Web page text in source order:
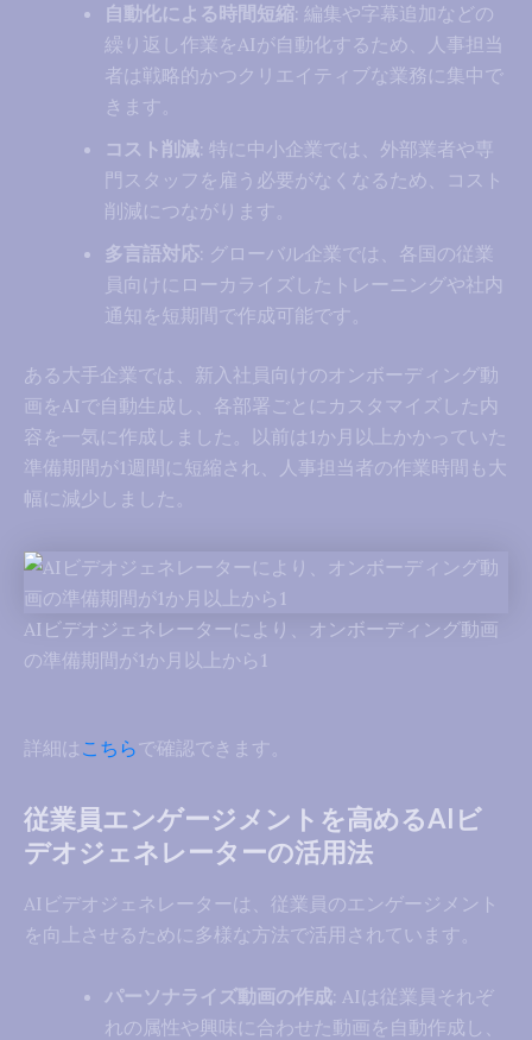
自動化による時間短縮: 編集や字幕追加などの
繰り返し作業をAIが自動化するため、人事担当
者は戦略的かつクリエイティブな業務に集中で
きます。
コスト削減: 特に中小企業では、外部業者や専
門スタッフを雇う必要がなくなるため、コスト
削減につながります。
多言語対応: グローバル企業では、各国の従業
員向けにローカライズしたトレーニングや社内
通知を短期間で作成可能です。
ある大手企業では、新入社員向けのオンボーディング動
画をAIで自動生成し、各部署ごとにカスタマイズした内
容を一気に作成しました。以前は1か月以上かかっていた
準備期間が1週間に短縮され、人事担当者の作業時間も大
幅に減少しました。
AIビデオジェネレーターにより、オンボーディング動画
の準備期間が1か月以上から1
詳細は こちらで確認できます。
従業員エンゲージメントを高めるAIビ
デオジェネレーターの活用法
AIビデオジェネレーターは、従業員のエンゲージメント
を向上させるために多様な方法で活用されています。
パーソナライズ動画の作成: AIは従業員それぞ
れの属性や興味に合わせた動画を自動作成し、